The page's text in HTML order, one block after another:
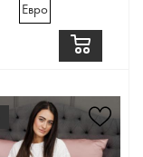
Евро